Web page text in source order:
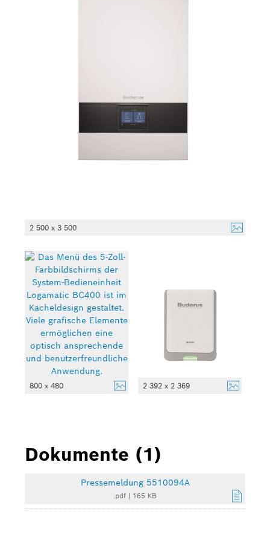
2 500 x 3 500
800 x 480 2 392 x 2 369
Dokumente (1)
Pressemeldung 5510094A
.pdf 165 KB